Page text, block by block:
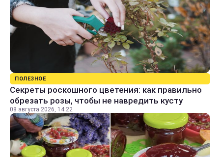
ПОЛЕЗНОЕ
Секреты роскошного цветения: как правильно
обрезать розы, чтобы не навредить кусту
08 августа 2026, 14:22